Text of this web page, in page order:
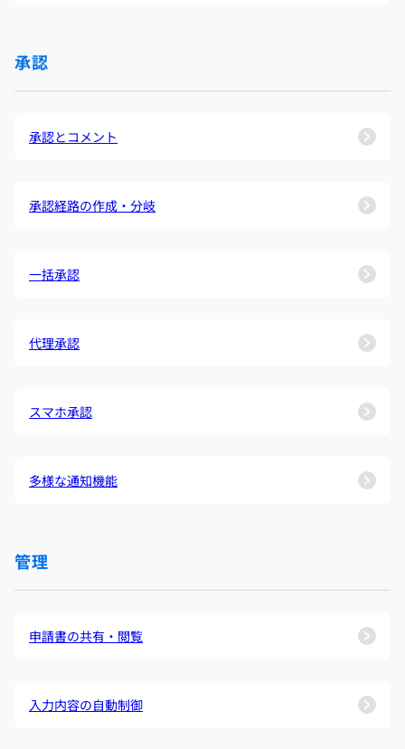
承認
承認とコメント
承認経路の作成・分岐
一括承認
代理承認
スマホ承認
多様な通知機能
管理
申請書の共有・閲覧
入力内容の自動制御